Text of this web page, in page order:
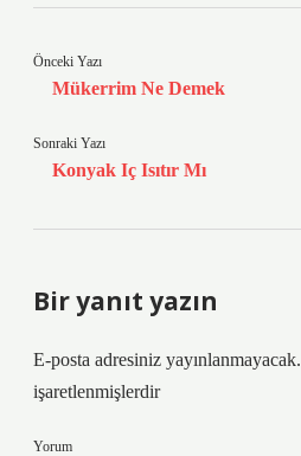
Önceki Yazı
Mükerrim Ne Demek
Sonraki Yazı
Konyak Iç Isıtır Mı
Bir yanıt yazın
E-posta adresiniz yayınlanmayacak.
işaretlenmişlerdir
Yorum